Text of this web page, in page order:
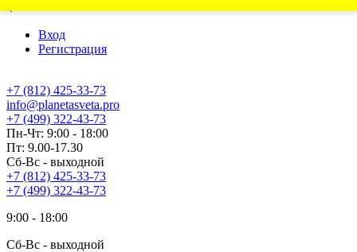
Вход
Регистрация
+7 (812) 425-33-73
info@planetasveta.pro
+7 (499) 322-43-73
Пн-Чт: 9:00 - 18:00
Пт: 9.00-17.30
Сб-Вс - выходной
+7 (812) 425-33-73
+7 (499) 322-43-73
9:00 - 18:00
Сб-Вс - выходной